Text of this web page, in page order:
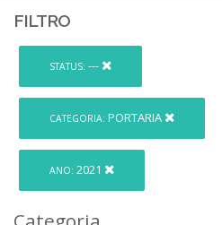
FILTRO
STATUS: ---
CATEGORIA: PORTARIA
ANO: 2021